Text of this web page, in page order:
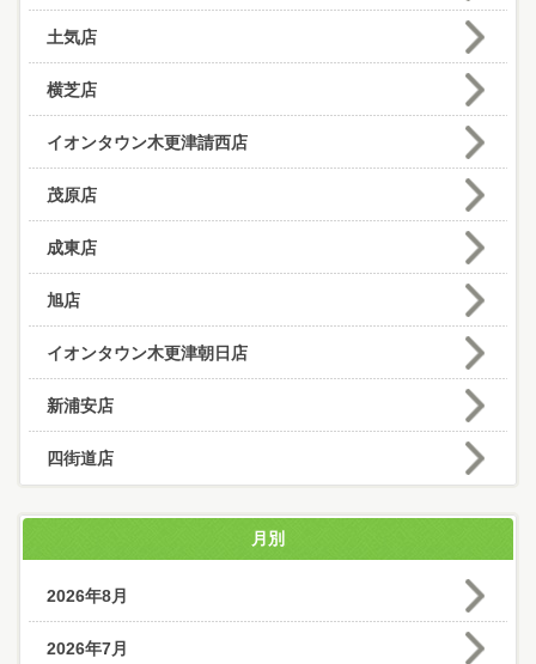
土気店
横芝店
イオンタウン木更津請西店
茂原店
成東店
旭店
イオンタウン木更津朝日店
新浦安店
四街道店
月別
2026年8月
2026年7月